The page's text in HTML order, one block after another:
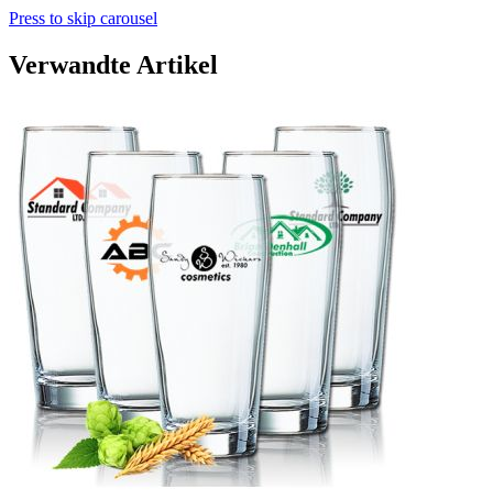
Press to skip carousel
Verwandte Artikel